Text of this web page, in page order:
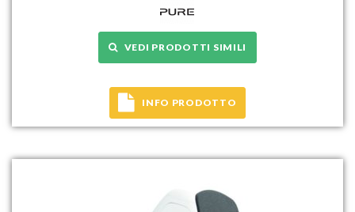
VEDI PRODOTTI SIMILI
INFO PRODOTTO